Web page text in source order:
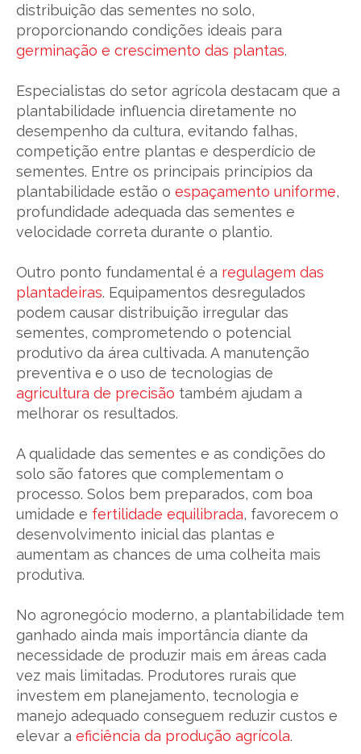
distribuição das sementes no solo,
proporcionando condições ideais para
germinação e crescimento das plantas.
Especialistas do setor agrícola destacam que a
plantabilidade influencia diretamente no
desempenho da cultura, evitando falhas,
competição entre plantas e desperdício de
sementes. Entre os principais princípios da
plantabilidade estão o espaçamento uniforme,
profundidade adequada das sementes e
velocidade correta durante o plantio.
Outro ponto fundamental é a regulagem das
plantadeiras. Equipamentos desregulados
podem causar distribuição irregular das
sementes, comprometendo o potencial
produtivo da área cultivada. A manutenção
preventiva e o uso de tecnologias de
agricultura de precisão também ajudam a
melhorar os resultados.
A qualidade das sementes e as condições do
solo são fatores que complementam o
processo. Solos bem preparados, com boa
umidade e fertilidade equilibrada, favorecem o
desenvolvimento inicial das plantas e
aumentam as chances de uma colheita mais
produtiva.
No agronegócio moderno, a plantabilidade tem
ganhado ainda mais importância diante da
necessidade de produzir mais em áreas cada
vez mais limitadas. Produtores rurais que
investem em planejamento, tecnologia e
manejo adequado conseguem reduzir custos e
elevar a eficiência da produção agrícola.